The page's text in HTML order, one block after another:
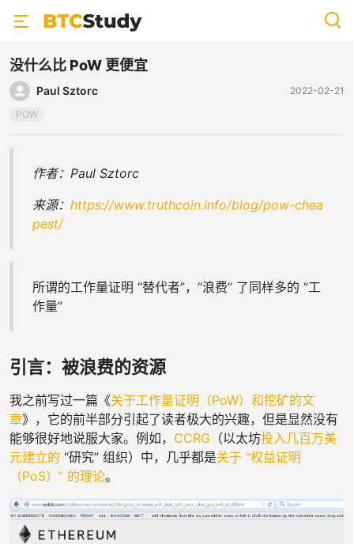
没什么比 PoW 更便宜
Paul Sztorc
2022-02-21
POW
作者：Paul Sztorc
来源： https://www.truthcoin.info/blog/pow-chea
pest/
所谓的工作量证明 “替代者”，“浪费” 了同样多的 “工
作量”
引言：被浪费的资源
我之前写过一篇《关于工作量证明（PoW）和挖矿的文
章》，它的前半部分引起了读者极大的兴趣，但是显然没有
能够很好地说服大家。例如， CCRG （以太坊投入几百万美
元建立的 “研究” 组织）中，几乎都是关于 “权益证明
（PoS）” 的理论。